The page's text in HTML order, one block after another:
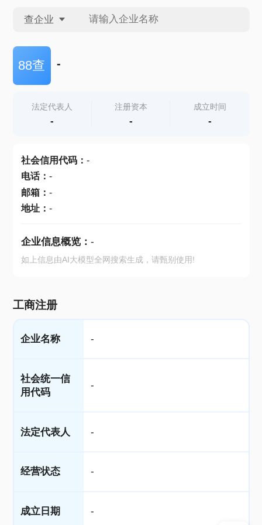
查企业
查企业
查产地
88查 -
法定代表人
-
注册资本
-
成立时间
-
社会信用代码： -
电话： -
邮箱： -
地址： -
企业信息概览： -
如上信息由AI大模型全网搜索生成，请甄别使用!
工商注册
企业名称 -
社会统一信
用代码
-
法定代表人 -
经营状态 -
成立日期 -